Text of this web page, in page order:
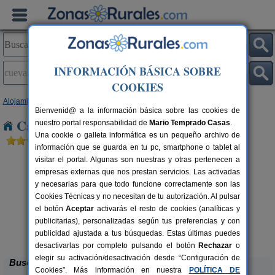
Alojamientos
Casas Rurales en Cuevas de Provanco
10-20+3 pers.
desde55 €
Caserío Las Cañadas
Muñopedro (Segovia)
Buscar
INFORMACIÓN BÁSICA SOBRE
COOKIES
Bienvenid@ a la información básica sobre las cookies de
nuestro portal responsabilidad de Mario Temprado Casas.
Una cookie o galleta informática es un pequeño archivo de
información que se guarda en tu pc, smartphone o tablet al
visitar el portal. Algunas son nuestras y otras pertenecen a
empresas externas que nos prestan servicios. Las activadas
y necesarias para que todo funcione correctamente son las
Cookies Técnicas y no necesitan de tu autorización. Al pulsar
el botónAceptar activarás el resto de cookies (analíticas y
publicitarias), personalizadas según tus preferencias y con
publicidad ajustada a tus búsquedas. Estas últimas puedes
desactivarlas por completo pulsando el botón Rechazar o
elegir su activación/desactivación desde “Configuración de
Cookies”. Más información en nuestra
POLÍTICA DE